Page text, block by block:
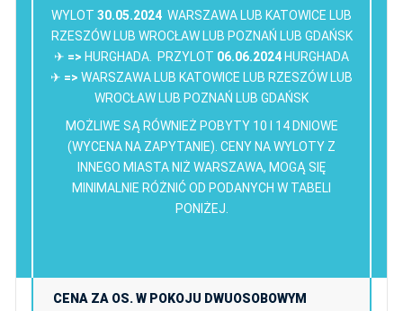
WYLOT 30.05.2024 WARSZAWA LUB KATOWICE LUB
RZESZÓW LUB WROCŁAW LUB POZNAŃ LUB GDAŃSK
✈ => HURGHADA. PRZYLOT 06.06.2024 HURGHADA
✈ => WARSZAWA LUB KATOWICE LUB RZESZÓW LUB
WROCŁAW LUB POZNAŃ LUB GDAŃSK
MOŻLIWE SĄ RÓWNIEŻ POBYTY 10 I 14 DNIOWE
(WYCENA NA ZAPYTANIE). CENY NA WYLOTY Z
INNEGO MIASTA NIŻ WARSZAWA, MOGĄ SIĘ
MINIMALNIE RÓŻNIĆ OD PODANYCH W TABELI
PONIŻEJ.
CENA ZA OS. W POKOJU DWUOSOBOWYM